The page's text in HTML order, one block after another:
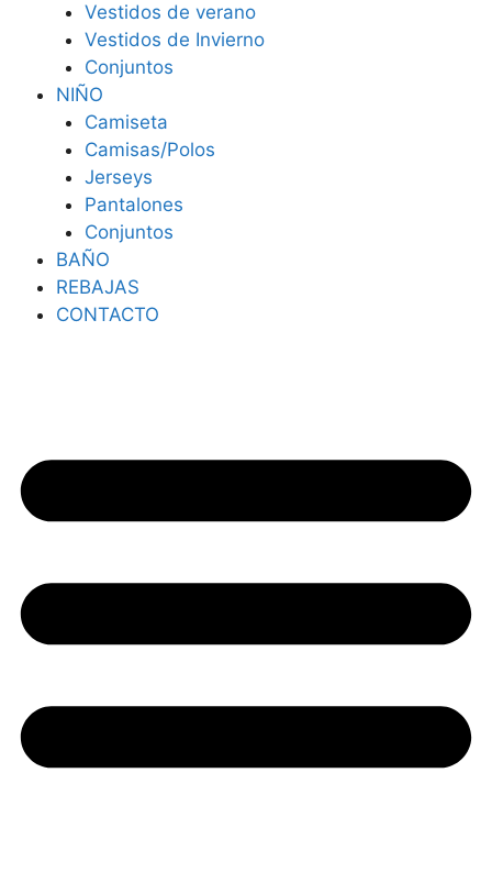
Vestidos de verano
Vestidos de Invierno
Conjuntos
NIÑO
Camiseta
Camisas/Polos
Jerseys
Pantalones
Conjuntos
BAÑO
REBAJAS
CONTACTO